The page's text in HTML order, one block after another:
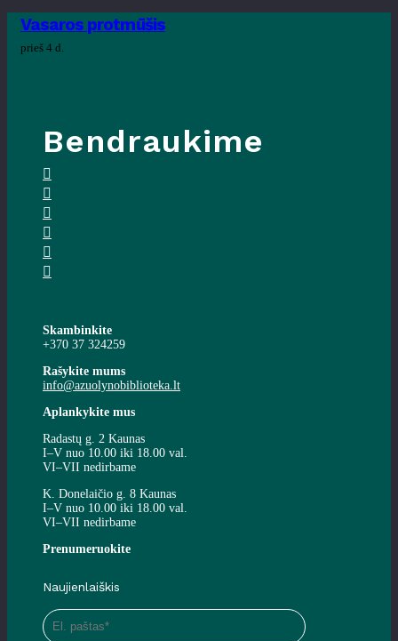
Vasaros protmūšis
prieš 4 d.
Bendraukime
Skambinkite
+370 37 324259
Rašykite mums
info@azuolynobiblioteka.lt
Aplankykite mus
Radastų g. 2 Kaunas
I–V nuo 10.00 iki 18.00 val.
VI–VII nedirbame
K. Donelaičio g. 8 Kaunas
I–V nuo 10.00 iki 18.00 val.
VI–VII nedirbame
Prenumeruokite
Naujienlaiškis